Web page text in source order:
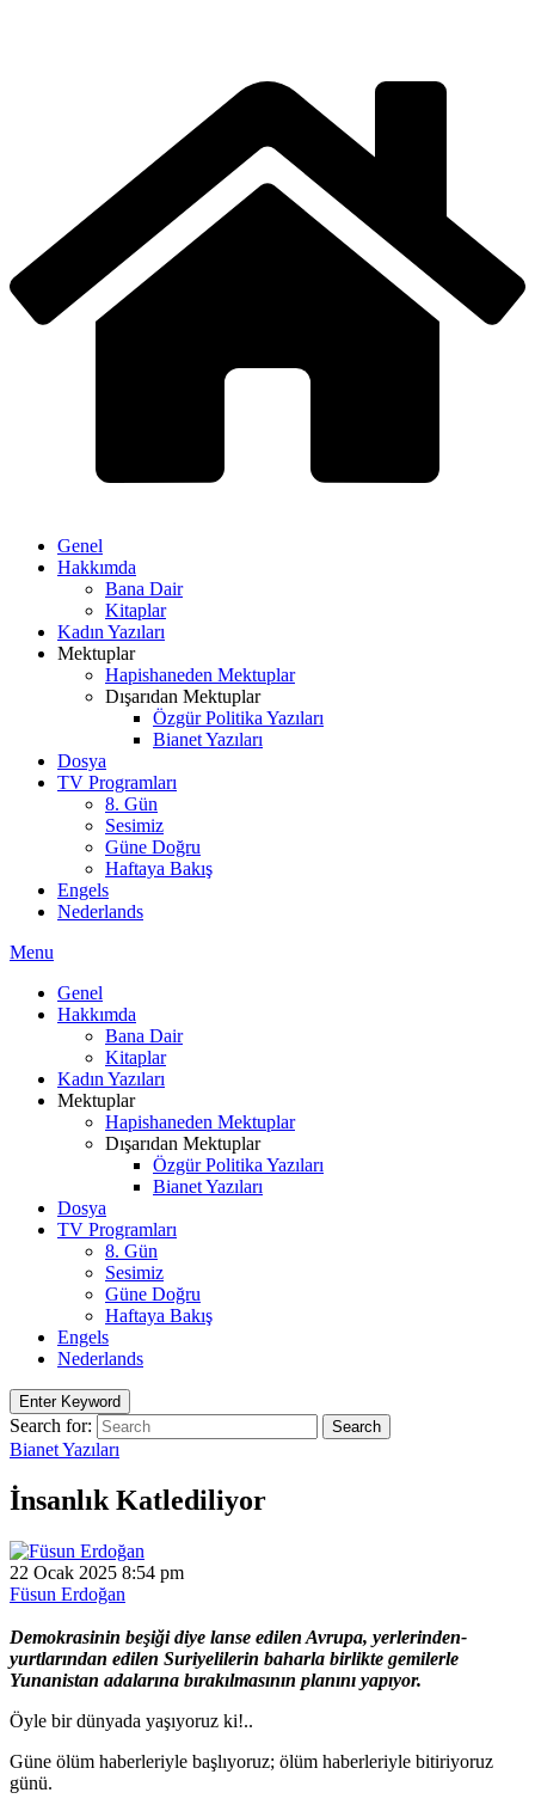
Genel
Hakkımda
Bana Dair
Kitaplar
Kadın Yazıları
Mektuplar
Hapishaneden Mektuplar
Dışarıdan Mektuplar
Özgür Politika Yazıları
Bianet Yazıları
Dosya
TV Programları
8. Gün
Sesimiz
Güne Doğru
Haftaya Bakış
Engels
Nederlands
Menu
Genel
Hakkımda
Bana Dair
Kitaplar
Kadın Yazıları
Mektuplar
Hapishaneden Mektuplar
Dışarıdan Mektuplar
Özgür Politika Yazıları
Bianet Yazıları
Dosya
TV Programları
8. Gün
Sesimiz
Güne Doğru
Haftaya Bakış
Engels
Nederlands
Enter Keyword
Search for: Search
Bianet Yazıları
İnsanlık Katlediliyor
22 Ocak 2025 8:54 pm
Füsun Erdoğan
Demokrasinin beşiği diye lanse edilen Avrupa, yerlerinden-
yurtlarından edilen Suriyelilerin baharla birlikte gemilerle
Yunanistan adalarına bırakılmasının planını yapıyor.
Öyle bir dünyada yaşıyoruz ki!..
Güne ölüm haberleriyle başlıyoruz; ölüm haberleriyle bitiriyoruz
günü.